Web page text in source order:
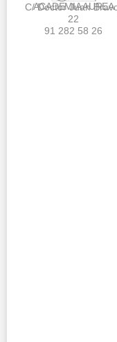
ACADEMIA AUREA
C/ Doctor Juan
22
91 282 58 26